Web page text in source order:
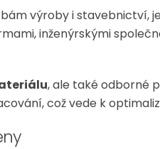
výroby i stavebnictví,
inženýrskými
, ale také odborné
což vede k